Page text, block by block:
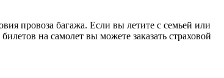
провоза багажа. Если вы летите с семьей или
на самолет вы можете заказать страховой